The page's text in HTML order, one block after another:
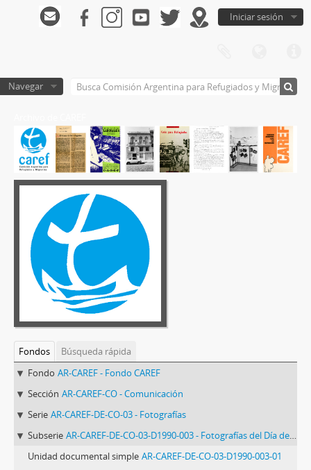
Iniciar sesión
Navegar
Fondos
Búsqueda rápida
Fondo AR-CAREF - Fondo CAREF
Sección AR-CAREF-CO - Comunicación
Serie AR-CAREF-DE-CO-03 - Fotografías
Subserie AR-CAREF-DE-CO-03-D1990-003 - Fotografías del Día del Refugiado
Unidad documental simple AR-CAREF-DE-CO-03-D1990-003-01